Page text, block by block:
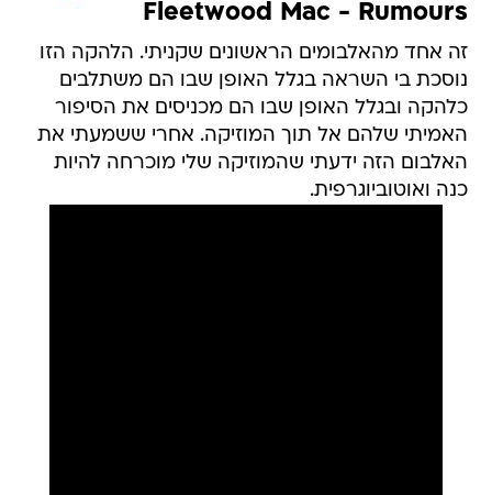
Fleetwood Mac - Rumours
זה אחד מהאלבומים הראשונים שקניתי. הלהקה הזו
נוסכת בי השראה בגלל האופן שבו הם משתלבים
כלהקה ובגלל האופן שבו הם מכניסים את הסיפור
האמיתי שלהם אל תוך המוזיקה. אחרי ששמעתי את
האלבום הזה ידעתי שהמוזיקה שלי מוכרחה להיות
כנה ואוטוביוגרפית.